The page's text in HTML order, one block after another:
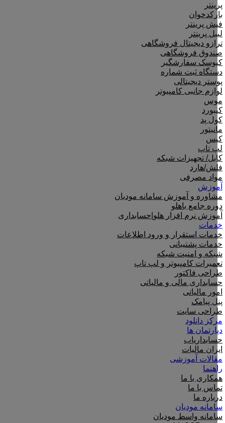
پرینتر
بارکدخوان
فیش پرینتر
لیبل پرینتر
ترازو دیجیتال فروشگاهی
صندوق فروشگاهی
کیوسک سفارشگیر
دستگاه ثبت شماره
پوستر دیجیتالی
لوازم جانبی کامپیوتر
موس
کیبورد
کول پد
مانیتور
کیس
لپ تاپ
کابل/ تجهیزات شبکه
فلش/هارد
مواد مصرفی
آموزش
مشاوره و آموزش سامانه مودیان
دوره جامع باهلو
آموزش نرم افزار هلو|حسابداری
خدمات
خدمات استقرار و ورود اطلاعات
خدمات پشتیبانی
شبکه و امنیت شبکه
تعمیرات کامپیوتر و لپ تاپ
طراحی فاکتور
حسابداری مالی و مالیاتی
امور مالیاتی
پنل پیامک
طراحی سایت
مرکز دانلود
دپارتمان ها
حسابداریاب
ایران مالیات
مقالات آموزشی
راهنما
همکاری با ما
تماس با ما
درباره ما
سامانه مودیان
سامانه واسط مودیان